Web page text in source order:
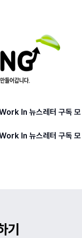
In 뉴스레터 구독 모
In 뉴스레터 구독 모
기